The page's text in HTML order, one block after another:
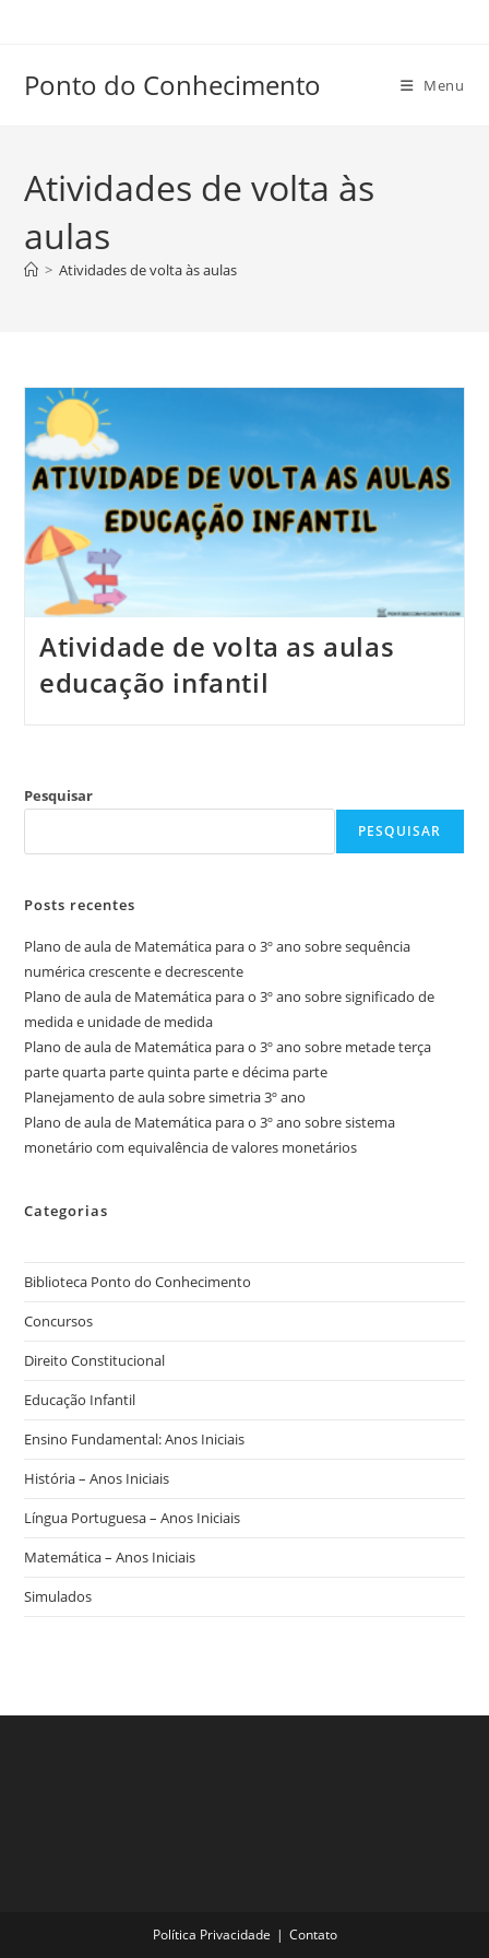
conteúdo
Ponto do Conhecimento Menu
Atividades de volta às
aulas
> Atividades de volta às aulas
Atividade de volta as aulas
educação infantil
Pesquisar
PESQUISAR
Posts recentes
Plano de aula de Matemática para o 3º ano sobre sequência
numérica crescente e decrescente
Plano de aula de Matemática para o 3º ano sobre significado de
medida e unidade de medida
Plano de aula de Matemática para o 3º ano sobre metade terça
parte quarta parte quinta parte e décima parte
Planejamento de aula sobre simetria 3º ano
Plano de aula de Matemática para o 3º ano sobre sistema
monetário com equivalência de valores monetários
Categorias
Biblioteca Ponto do Conhecimento
Concursos
Direito Constitucional
Educação Infantil
Ensino Fundamental: Anos Iniciais
História – Anos Iniciais
Língua Portuguesa – Anos Iniciais
Matemática – Anos Iniciais
Simulados
Política Privacidade Contato